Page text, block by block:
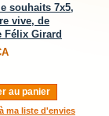
souhaits 7x5,
vive, de
Félix Girard
au panier
ma liste d'envies